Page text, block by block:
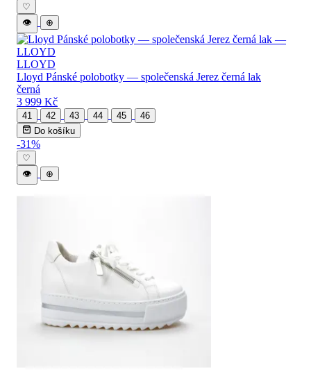
♡
👁
⊕
LLOYD
Lloyd Pánské polobotky — společenská Jerez černá lak
černá
3 999 Kč
41 42 43 44 45
46
Do košíku
-31%
♡
👁
⊕